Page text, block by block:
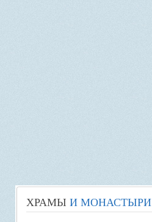
ХРАМЫ И МОНАСТЫРИ